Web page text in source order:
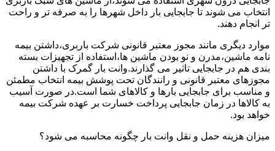
انتخاب می شوند تا جابجایی بار داخل شهرها را به صرفه تر و راحت
تر انجام دهند.
موارد دیگری مانند مجوز معتبر قانونی شرکت باربری،داشتن بیمه
نامه ماشین،مدرن و نو بودن ماشین ها،استفاده از تجهیزات بسته
بندی هم در جابجایی تاثیر می گذارند.وانت بار گمرک با داشتن
مجوزهای معتبر قانونی و رانندگان تحت پوشش بیمه انتخاب مطمئن
و مناسب برای جابجایی بارها و کالاهای شما است.در صورت آسیب
به کالاها در زمان جابجایی پرداخت خسارت بر عهده شرکت بیمه
خواهد بود.
میزان هزینه حمل و نقل وانت بار چگونه محاسبه می شود؟